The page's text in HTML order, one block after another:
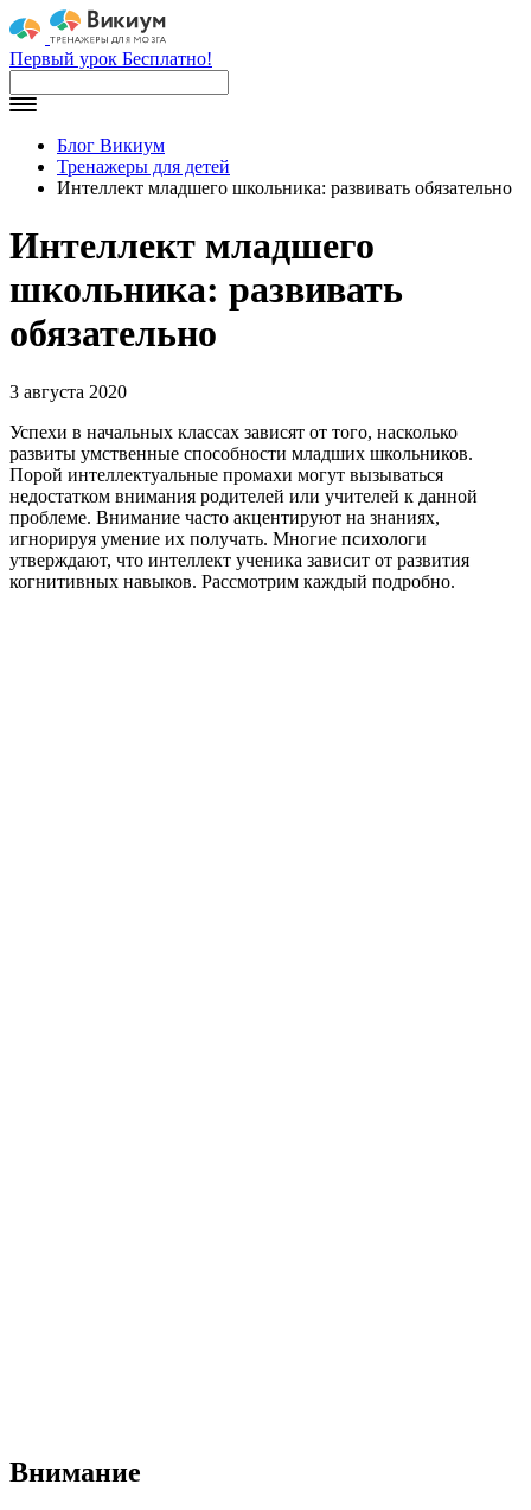
Первый урок Бесплатно!
Блог Викиум
Тренажеры для детей
Интеллект младшего школьника: развивать обязательно
Интеллект младшего
школьника: развивать
обязательно
3 августа 2020
Успехи в начальных классах зависят от того, насколько
развиты умственные способности младших школьников.
Порой интеллектуальные промахи могут вызываться
недостатком внимания родителей или учителей к данной
проблеме. Внимание часто акцентируют на знаниях,
игнорируя умение их получать. Многие психологи
утверждают, что интеллект ученика зависит от развития
когнитивных навыков. Рассмотрим каждый подробно.
Внимание